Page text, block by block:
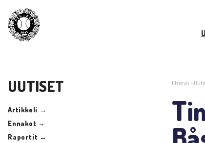
UUTISET
Artikkeli →
Ennakot →
Raportit →
Etusivu >